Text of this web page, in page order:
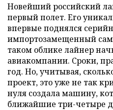
Новейший российский
первый полет. Его
впервые поднялся
импортозамещенный
таком облике лайнер
авиакомпании. Сроки,
год. Но, учитывая,
проект, это уже не так
нуля создала машину,
ближайшие три-четыре